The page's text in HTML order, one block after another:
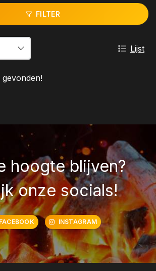
FILTER
Lijst
hoogte blijven?
onze socials!
FACEBOOK INSTAGRAM